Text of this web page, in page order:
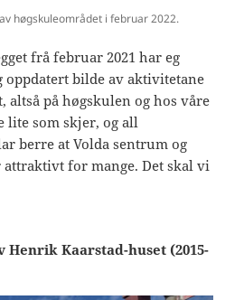
høgskuleområdet i februar 2022.
frå februar 2021 har eg
oppdatert bilde av aktivitetane
altså på høgskulen og hos våre
lite som skjer, og all
berre at Volda sentrum og
for mange. Det skal vi
Henrik Kaarstad-huset (2015-